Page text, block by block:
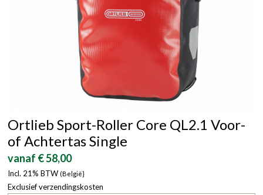
Ortlieb Sport-Roller Core QL2.1 Voor-
of Achtertas Single
vanaf € 58,00
Incl. 21% BTW (België}
Exclusief verzendingskosten